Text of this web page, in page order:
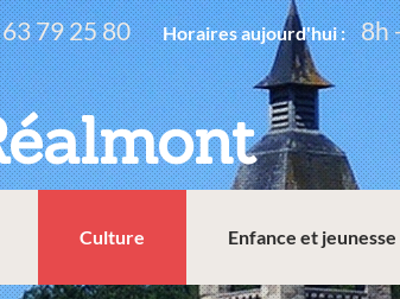
79 25 80 Horaires aujourd'hui : 8h
Culture Enfance et jeunesse